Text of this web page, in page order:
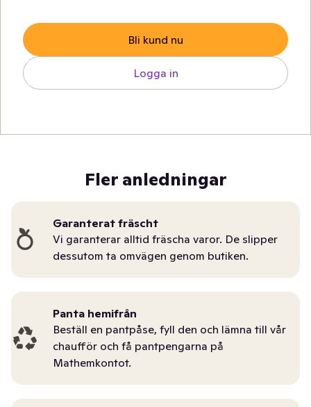
Bli kund nu
Logga in
Fler anledningar
Garanterat fräscht
Vi garanterar alltid fräscha varor. De slipper
dessutom ta omvägen genom butiken.
Panta hemifrån
Beställ en pantpåse, fyll den och lämna till vår
chaufför och få pantpengarna på
Mathemkontot.